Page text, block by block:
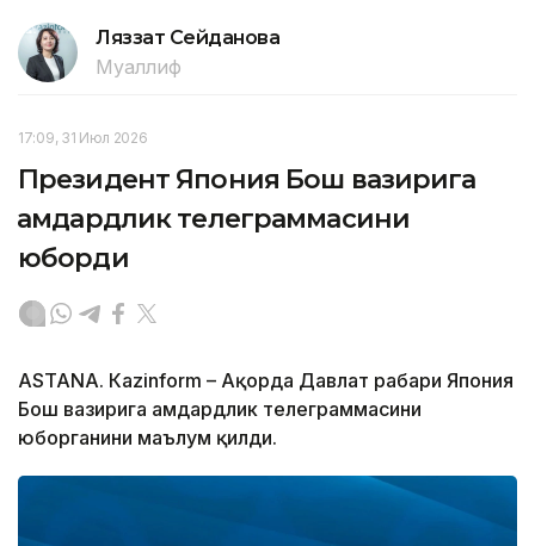
Ляззат Сейданова
Муаллиф
17:09, 31 Июл 2026
Президент Япония Бош вазирига
ҳамдардлик телеграммасини
юборди
ASTANА. Кazinform – Ақорда Давлат раҳбари Япония
Бош вазирига ҳамдардлик телеграммасини
юборганини маълум қилди.